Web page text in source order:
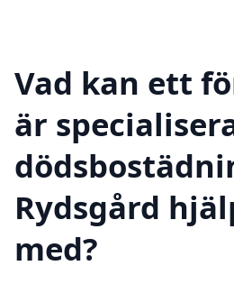
Vad kan ett
är
Rydsgård
med?